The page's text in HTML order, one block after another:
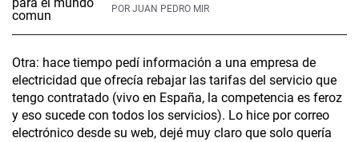
POR JUAN PEDRO MIR
Otra: hace tiempo pedí información a una empresa de
electricidad que ofrecía rebajar las tarifas del servicio que
tengo contratado (vivo en España, la competencia es feroz
y eso sucede con todos los servicios). Lo hice por correo
electrónico desde su web, dejé muy claro que solo quería